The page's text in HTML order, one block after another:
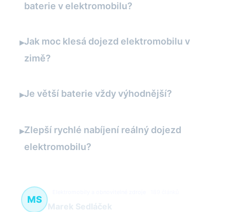
baterie v elektromobilu?
▸Jak moc klesá dojezd elektromobilu v
zimě?
▸Je větší baterie vždy výhodnější?
▸Zlepší rychlé nabíjení reálný dojezd
elektromobilu?
MS
Marek Sedláček